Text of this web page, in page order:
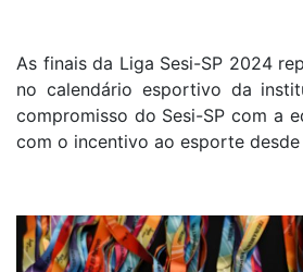
As finais da Liga Sesi-SP 2024
no calendário esportivo da
compromisso do Sesi-SP com a
com o incentivo ao esporte desde